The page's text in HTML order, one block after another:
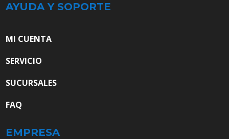
AYUDA Y SOPORTE
MI CUENTA
SERVICIO
SUCURSALES
FAQ
EMPRESA